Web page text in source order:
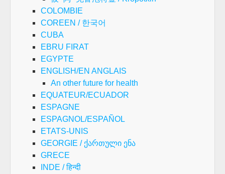
COLOMBIE
COREEN / 한국어
CUBA
EBRU FIRAT
EGYPTE
ENGLISH/EN ANGLAIS
An other future for health
EQUATEUR/ECUADOR
ESPAGNE
ESPAGNOL/ESPAÑOL
ETATS-UNIS
GEORGIE / ქართული ენა
GRECE
INDE / हिन्दी